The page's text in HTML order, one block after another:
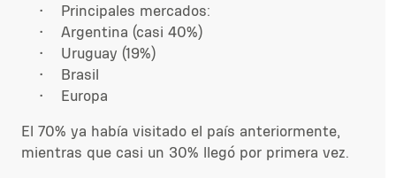
• Principales mercados:
• Argentina (casi 40%)
• Uruguay (19%)
• Brasil
• Europa
El 70% ya había visitado el país anteriormente,
mientras que casi un 30% llegó por primera vez.